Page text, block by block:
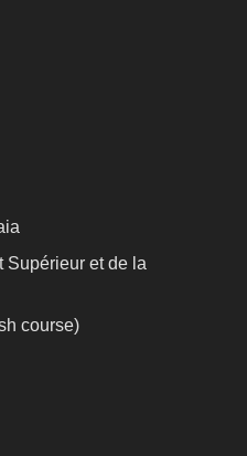
Supérieur et de la
course)